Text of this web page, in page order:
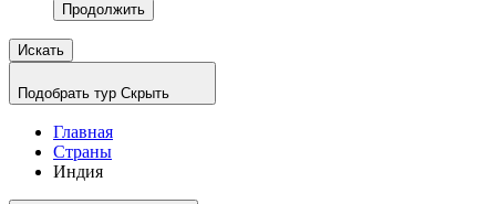
Продолжить
Искать
Подобрать тур Скрыть
Главная
Страны
Индия